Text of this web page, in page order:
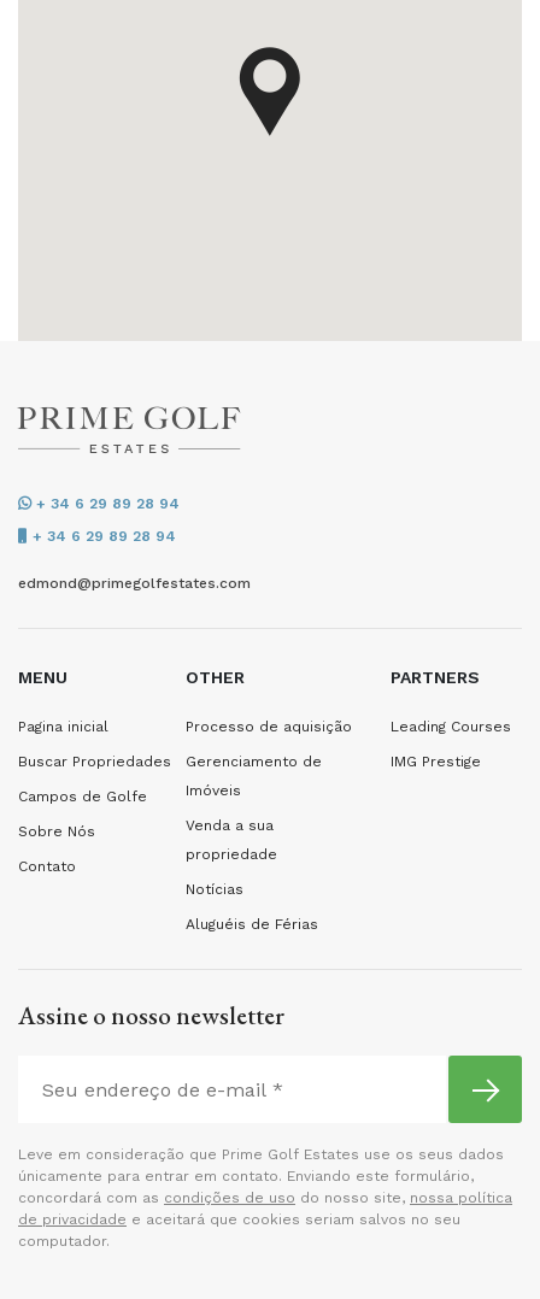
+ 34 6 29 89 28 94
+ 34 6 29 89 28 94
edmond@primegolfestates.com
MENU
Pagina inicial
Buscar Propriedades
Campos de Golfe
Sobre Nós
Contato
OTHER
Processo de aquisição
Gerenciamento de
Imóveis
Venda a sua
propriedade
Notícias
Aluguéis de Férias
PARTNERS
Leading Courses
IMG Prestige
Assine o nosso newsletter
Leve em consideração que Prime Golf Estates use os seus dados
únicamente para entrar em contato. Enviando este formulário,
concordará com as condições de uso do nosso site, nossa política
de privacidade e aceitará que cookies seriam salvos no seu
computador.